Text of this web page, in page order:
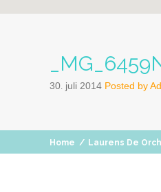
30. juli 2014 Posted by
Home / Laurens De